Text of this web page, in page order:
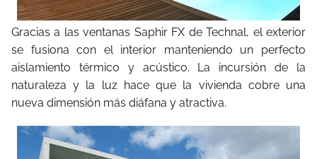
Gracias a las ventanas Saphir FX de Technal, el exterior
se fusiona con el interior manteniendo un perfecto
aislamiento térmico y acústico. La incursión de la
naturaleza y la luz hace que la vivienda cobre una
nueva dimensión más diáfana y atractiva.